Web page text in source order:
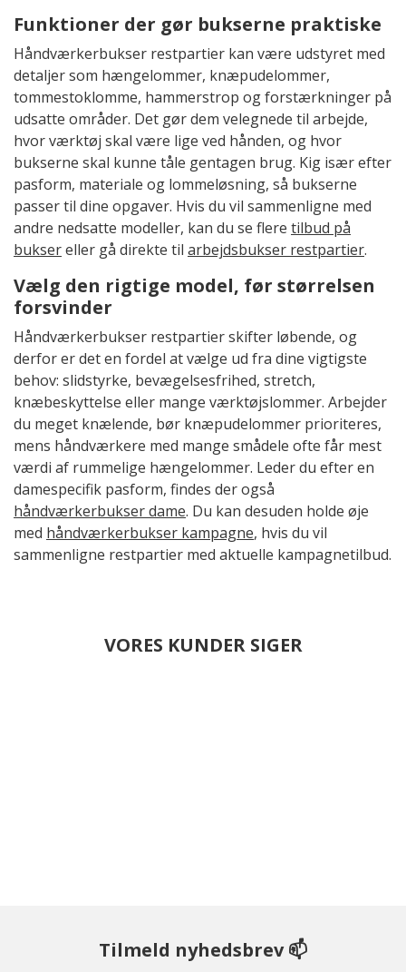
Funktioner der gør bukserne praktiske
Håndværkerbukser restpartier kan være udstyret med
detaljer som hængelommer, knæpudelommer,
tommestoklomme, hammerstrop og forstærkninger på
udsatte områder. Det gør dem velegnede til arbejde,
hvor værktøj skal være lige ved hånden, og hvor
bukserne skal kunne tåle gentagen brug. Kig især efter
pasform, materiale og lommeløsning, så bukserne
passer til dine opgaver. Hvis du vil sammenligne med
andre nedsatte modeller, kan du se flere tilbud på
buksereller gå direkte til arbejdsbukser restpartier.
Vælg den rigtige model, før størrelsen
forsvinder
Håndværkerbukser restpartier skifter løbende, og
derfor er det en fordel at vælge ud fra dine vigtigste
behov: slidstyrke, bevægelsesfrihed, stretch,
knæbeskyttelse eller mange værktøjslommer. Arbejder
du meget knælende, bør knæpudelommer prioriteres,
mens håndværkere med mange smådele ofte får mest
værdi af rummelige hængelommer. Leder du efter en
damespecifik pasform, findes der også
håndværkerbukser dame. Du kan desuden holde øje
med håndværkerbukser kampagne, hvis du vil
sammenligne restpartier med aktuelle kampagnetilbud.
VORES KUNDER SIGER
Tilmeld nyhedsbrev 📫